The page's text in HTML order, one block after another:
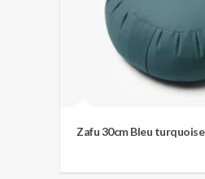
Zafu 30cm Bleu turquoise